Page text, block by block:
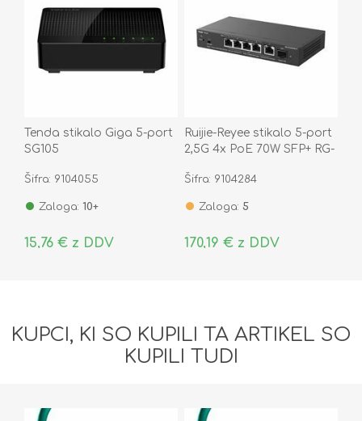
Tenda stikalo Giga 5-port
SG105
Šifra: 9104055
Zaloga: 10+
15,76 € z DDV
Ruijie-Reyee stikalo 5-port
2,5G 4x PoE 70W SFP+ RG-
Šifra: 9104284
Zaloga: 5
170,19 € z DDV
KUPCI, KI SO KUPILI TA ARTIKEL SO
KUPILI TUDI